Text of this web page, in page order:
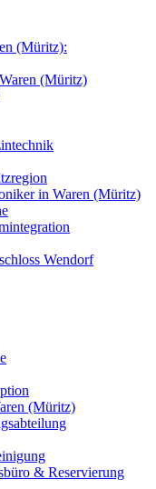
(Müritz):
(Müritz)
in Waren (Müritz)
Wendorf
(Müritz)
& Reservierung